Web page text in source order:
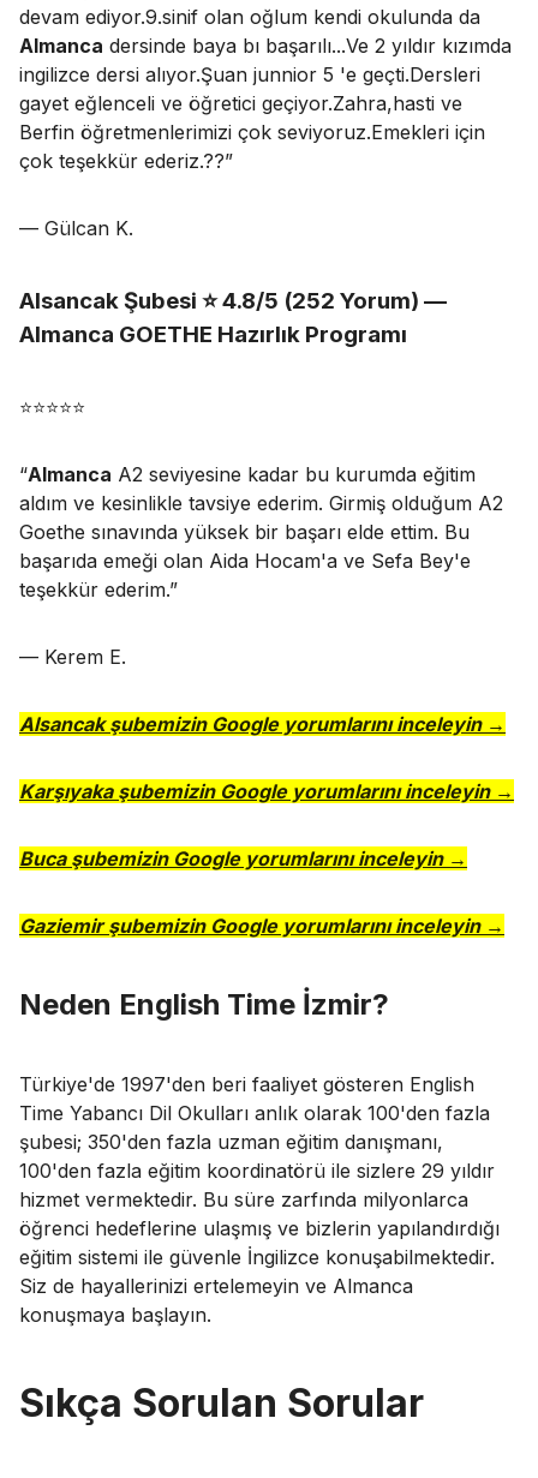
devam ediyor.9.sinif olan oğlum kendi okulunda da
Almanca dersinde baya bı başarılı...Ve 2 yıldır kızımda
ingilizce dersi alıyor.Şuan junnior 5 'e geçti.Dersleri
gayet eğlenceli ve öğretici geçiyor.Zahra,hasti ve
Berfin öğretmenlerimizi çok seviyoruz.Emekleri için
çok teşekkür ederiz.??”
— Gülcan K.
Alsancak Şubesi ⭐ 4.8/5 (252 Yorum) —
Almanca GOETHE Hazırlık Programı
⭐⭐⭐⭐⭐
“Almanca A2 seviyesine kadar bu kurumda eğitim
aldım ve kesinlikle tavsiye ederim. Girmiş olduğum A2
Goethe sınavında yüksek bir başarı elde ettim. Bu
başarıda emeği olan Aida Hocam'a ve Sefa Bey'e
teşekkür ederim.”
— Kerem E.
Alsancak şubemizin Google yorumlarını inceleyin →
Karşıyaka şubemizin Google yorumlarını inceleyin →
Buca şubemizin Google yorumlarını inceleyin →
Gaziemir şubemizin Google yorumlarını inceleyin →
Neden English Time İzmir?
Türkiye'de 1997'den beri faaliyet gösteren English
Time Yabancı Dil Okulları anlık olarak 100'den fazla
şubesi; 350'den fazla uzman eğitim danışmanı,
100'den fazla eğitim koordinatörü ile sizlere 29 yıldır
hizmet vermektedir. Bu süre zarfında milyonlarca
öğrenci hedeflerine ulaşmış ve bizlerin yapılandırdığı
eğitim sistemi ile güvenle İngilizce konuşabilmektedir.
Siz de hayallerinizi ertelemeyin ve Almanca
konuşmaya başlayın.
Sıkça Sorulan Sorular